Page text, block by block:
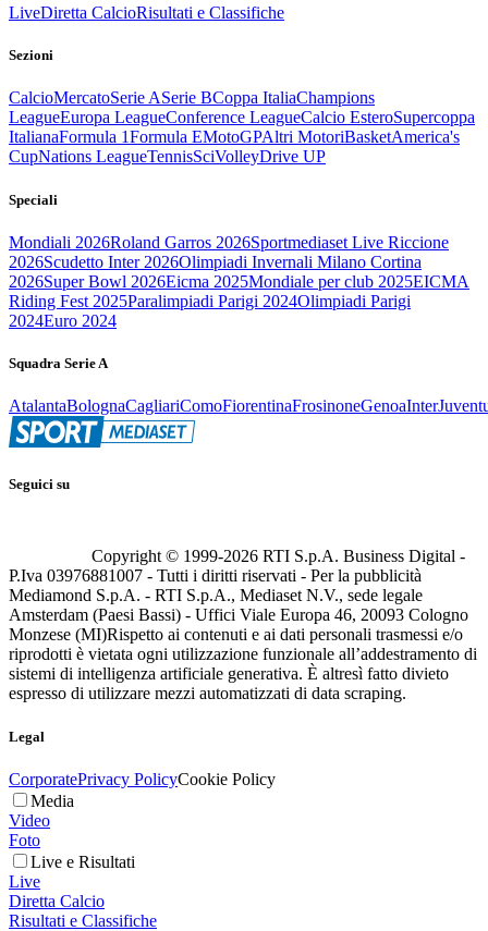
LiveDiretta CalcioRisultati e Classifiche
Sezioni
CalcioMercatoSerie ASerie BCoppa ItaliaChampions
LeagueEuropa LeagueConference LeagueCalcio EsteroSupercoppa
ItalianaFormula 1Formula EMotoGPAltri MotoriBasketAmerica's
CupNations LeagueTennisSciVolleyDrive UP
Speciali
Mondiali 2026Roland Garros 2026Sportmediaset Live Riccione
2026Scudetto Inter 2026Olimpiadi Invernali Milano Cortina
2026Super Bowl 2026Eicma 2025Mondiale per club 2025EICMA
Riding Fest 2025Paralimpiadi Parigi 2024Olimpiadi Parigi
2024Euro 2024
Squadra Serie A
AtalantaBolognaCagliariComoFiorentinaFrosinoneGenoaInter
Seguici su
Copyright © 1999-2026 RTI S.p.A. Business Digital -
P.Iva 03976881007 - Tutti i diritti riservati - Per la pubblicità
Mediamond S.p.A. - RTI S.p.A., Mediaset N.V., sede legale
Amsterdam (Paesi Bassi) - Uffici Viale Europa 46, 20093 Cologno
Monzese (MI)Rispetto ai contenuti e ai dati personali trasmessi e/o
riprodotti è vietata ogni utilizzazione funzionale all’addestramento di
sistemi di intelligenza artificiale generativa. È altresì fatto divieto
espresso di utilizzare mezzi automatizzati di data scraping.
Legal
CorporatePrivacy PolicyCookie Policy
Media
Video
Foto
Live e Risultati
Live
Diretta Calcio
Risultati e Classifiche